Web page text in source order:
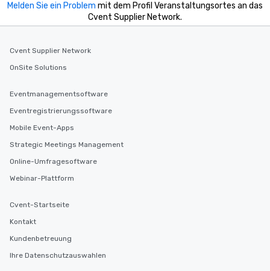
Melden Sie ein Problem mit dem Profil Veranstaltungsortes an das
Cvent Supplier Network.
Cvent Supplier Network
OnSite Solutions
Eventmanagementsoftware
Eventregistrierungssoftware
Mobile Event-Apps
Strategic Meetings Management
Online-Umfragesoftware
Webinar-Plattform
Cvent-Startseite
Kontakt
Kundenbetreuung
Ihre Datenschutzauswahlen